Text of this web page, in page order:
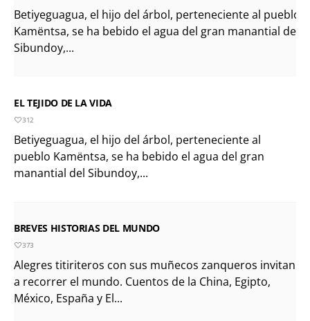
Betiyeguagua, el hijo del árbol, perteneciente al pueblo
Kamëntsa, se ha bebido el agua del gran manantial del
Sibundoy,...
EL TEJIDO DE LA VIDA
312
Betiyeguagua, el hijo del árbol, perteneciente al
pueblo Kamëntsa, se ha bebido el agua del gran
manantial del Sibundoy,...
BREVES HISTORIAS DEL MUNDO
373
Alegres titiriteros con sus muñecos zanqueros invitan
a recorrer el mundo. Cuentos de la China, Egipto,
México, España y El...